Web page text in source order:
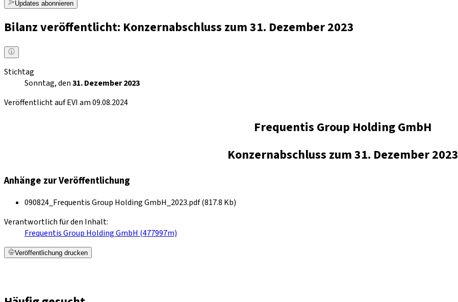
Updates abonnieren
Bilanz veröffentlicht: Konzernabschluss zum 31. Dezember 2023
Stichtag
Sonntag, den31. Dezember 2023
Veröffentlicht auf EVI am 09.08.2024
Frequentis Group Holding GmbH
Konzernabschluss zum 31. Dezember 2023
Anhänge zur Veröffentlichung
090824_Frequentis Group Holding GmbH_2023.pdf (817.8 Kb)
Verantwortlich für den Inhalt:
Frequentis Group Holding GmbH (477997m)
Veröffentlichung drucken